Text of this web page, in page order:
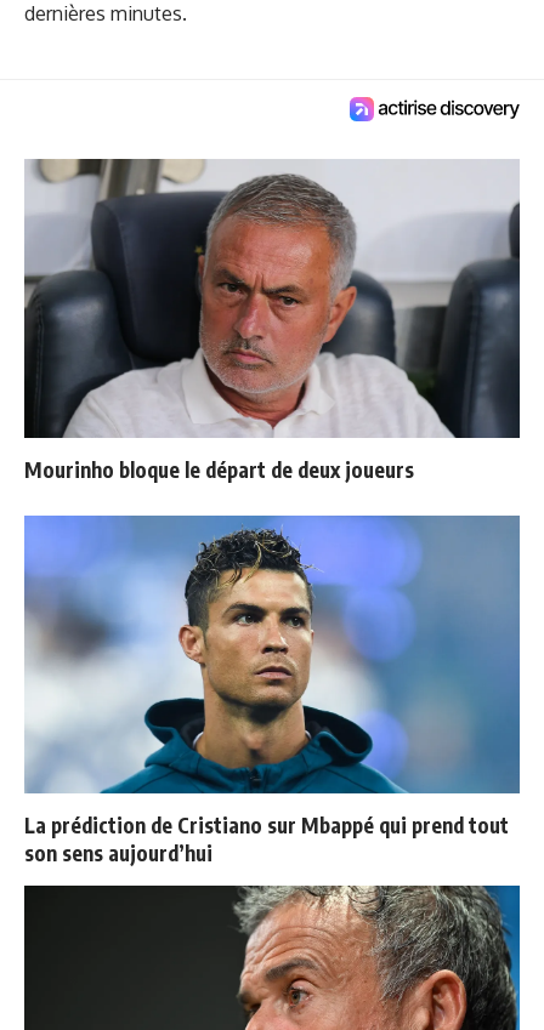
dernières minutes.
Mourinho bloque le départ de deux joueurs
La prédiction de Cristiano sur Mbappé qui prend tout
son sens aujourd’hui